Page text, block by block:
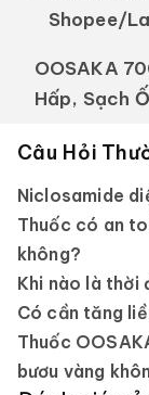
Shopee/
OOSAKA
Hấp, Sạch
Câu Hỏi
Niclosamide
Thuốc có an
không?
Khi nào là
Có cần tăng
Thuốc
bươu vàng